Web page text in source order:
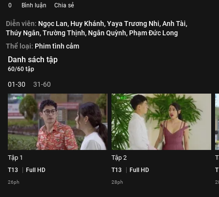
0 Bình luận Chia sẻ
Diễn viên: Ngọc Lan, Huy Khánh,Yaya Trương Nhi,Anh Tài,
Thúy Ngân,Trường Thịnh, Ngân Quỳnh, Phạm Đức Long
Thể loại: Phim tình cảm
Danh sách tập
60/60 tập
01-30 31-60
Tập 1
T13 Full HD
26ph
Tập 2
T13 Full HD
28ph